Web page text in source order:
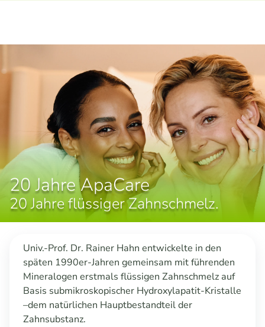
20 Jahre ApaCare
20 Jahre flüssiger Zahnschmelz.
Univ.-Prof. Dr. Rainer Hahn entwickelte in den
späten 1990er-Jahren gemeinsam mit führenden
Mineralogen erstmals flüssigen Zahnschmelz auf
Basis submikroskopischer Hydroxylapatit-Kristalle
–dem natürlichen Hauptbestandteil der
Zahnsubstanz.